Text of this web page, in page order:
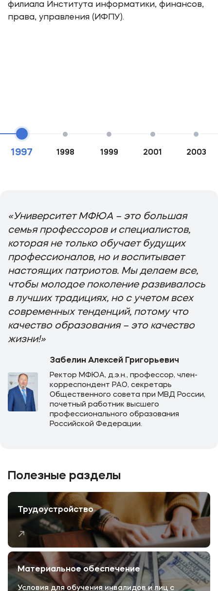
филиала Института информатики, финансов,
права, управления (ИФПУ).
1997 1998 1999 2001 2003
«Университет МФЮА – это большая
семья профессоров и специалистов,
которая не только обучает будущих
профессионалов, но и воспитывает
настоящих патриотов. Мы делаем все,
чтобы молодое поколение развивалось
в лучших традициях, но с учетом всех
современных тенденций, потому что
качество образования – это качество
жизни!»
Забелин Алексей Григорьевич
Ректор МФЮА, д.э.н., профессор, член-
корреспондент РАО, секретарь
Общественного совета при МВД России,
почетный работник высшего
профессионального образования
Российской Федерации.
Полезные разделы
Трудоустройство
Материальное обеспечение
Условия для обучения инвалидов и лиц с